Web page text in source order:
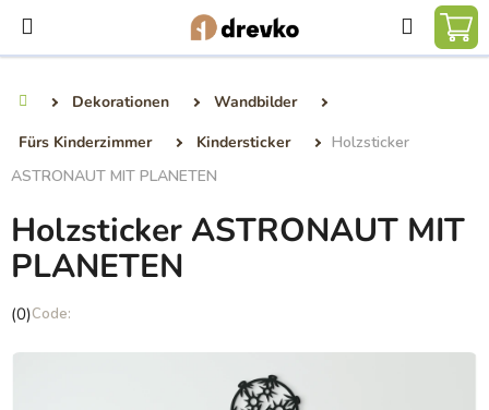
Inhalt
springen
Suchen
Dekorationen
Wandbilder
Fürs Kinderzimmer
Kindersticker
Holzsticker
ASTRONAUT MIT PLANETEN
Holzsticker ASTRONAUT MIT
PLANETEN
Die
Produktbewertung
(0)